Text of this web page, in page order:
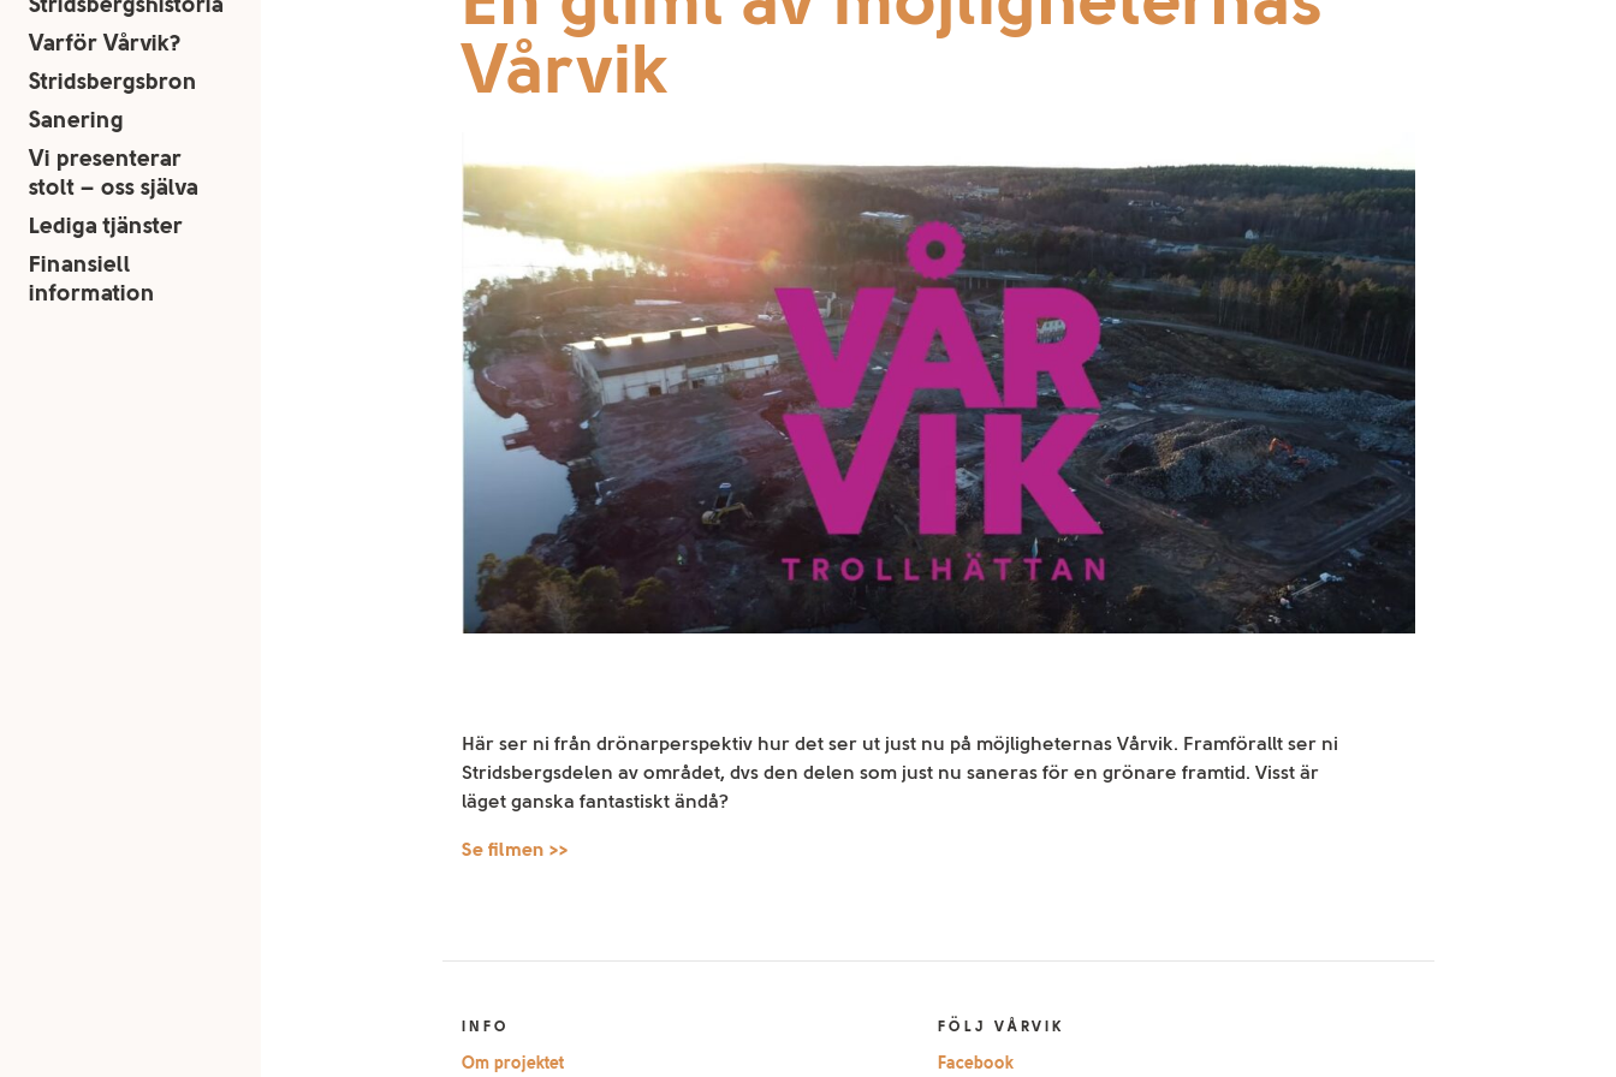
Varför Vårvik?
Stridsbergsbron
Sanering
Vi presenterar
stolt – oss själva
Lediga tjänster
Finansiell
information
Vårvik
Här ser ni från drönarperspektiv hur det ser ut just nu på möjligheternas Vårvik. Framförallt ser ni
Stridsbergsdelen av området, dvs den delen som just nu saneras för en grönare framtid. Visst är
läget ganska fantastiskt ändå?
Se filmen >>
INFO
Om projektet
FÖLJ VÅRVIK
Facebook